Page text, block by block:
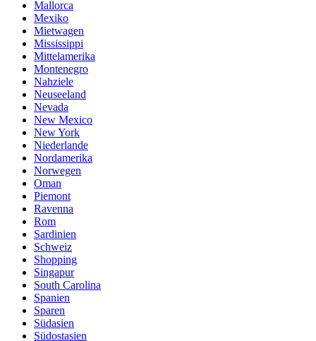
Mallorca
Mexiko
Mietwagen
Mississippi
Mittelamerika
Montenegro
Nahziele
Neuseeland
Nevada
New Mexico
New York
Niederlande
Nordamerika
Norwegen
Oman
Piemont
Ravenna
Rom
Sardinien
Schweiz
Shopping
Singapur
South Carolina
Spanien
Sparen
Südasien
Südostasien